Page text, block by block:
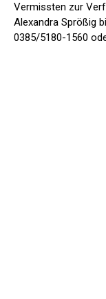
Vermissten zur
Alexandra Sprößig
0385/5180-1560